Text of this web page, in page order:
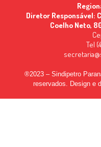
Diretor Responsável:
Coelho Neto,
Tel
®2023 – Sindipetro
reservados. Design e